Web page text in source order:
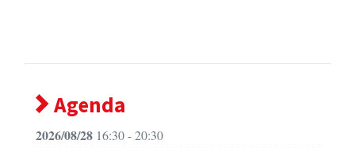
Agenda
2026/08/28 16:30 - 20:30